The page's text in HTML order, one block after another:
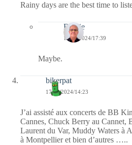
Rainy days are the best time to
Bernie
19/06/2024/17:39
Maybe.
bikerpat
17/06/2024/14:23
J’ai assisté aux concerts de BB
Cannes, Chuck Berry au Cannet,
Laurent du Var, Muddy Waters à
à Montpellier et bien d’autres …..